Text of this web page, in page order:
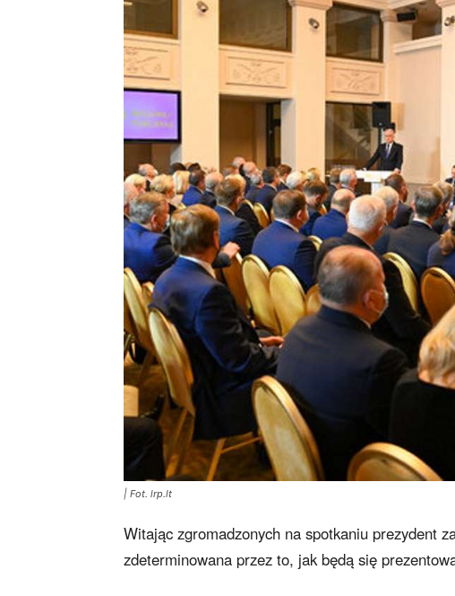
| Fot. lrp.lt
Witając zgromadzonych na spotkaniu prezydent
zdeterminowana przez to, jak będą się